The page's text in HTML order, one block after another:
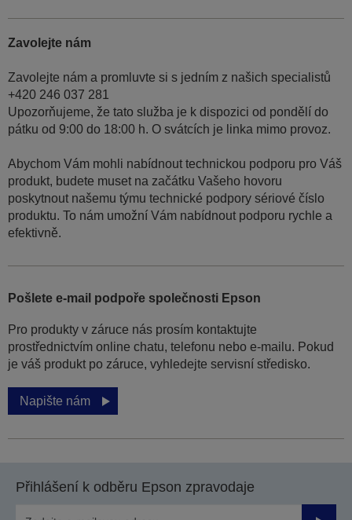
Zavolejte nám
Zavolejte nám a promluvte si s jedním z našich specialistů
+420 246 037 281
Upozorňujeme, že tato služba je k dispozici od pondělí do
pátku od 9:00 do 18:00 h. O svátcích je linka mimo provoz.
Abychom Vám mohli nabídnout technickou podporu pro Váš
produkt, budete muset na začátku Vašeho hovoru
poskytnout našemu týmu technické podpory sériové číslo
produktu. To nám umožní Vám nabídnout podporu rychle a
efektivně.
Pošlete e-mail podpoře společnosti Epson
Pro produkty v záruce nás prosím kontaktujte
prostřednictvím online chatu, telefonu nebo e-mailu. Pokud
je váš produkt po záruce, vyhledejte servisní středisko.
Napište nám
Přihlášení k odběru Epson zpravodaje